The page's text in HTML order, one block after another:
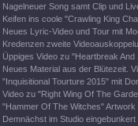
Nagelneuer Song samt Clip und
Keifen ins coole "Crawling King
Neues Lyric-Video und Tour mit
Kredenzen zweite
Üppiges Video zu "Heartbreak And
Neues Material aus der Blütezeit.
"Inquisitional Tourture 2015" mit
Video zu "Right Wing Of The
"Hammer Of The Witches" Artwork
Demnächst im Studio eingebunkert